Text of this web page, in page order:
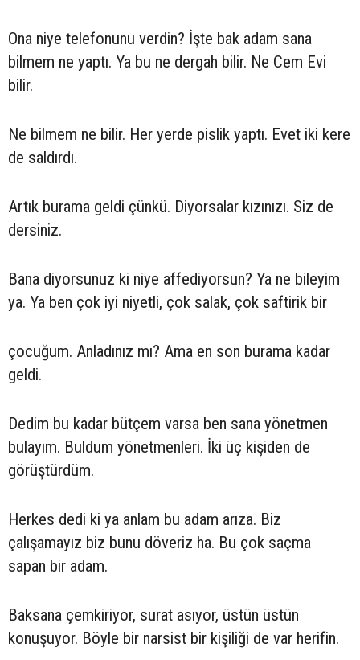
Ona niye telefonunu verdin? İşte bak adam sana
bilmem ne yaptı. Ya bu ne dergah bilir. Ne Cem Evi
bilir.
Ne bilmem ne bilir. Her yerde pislik yaptı. Evet iki kere
de saldırdı.
Artık burama geldi çünkü. Diyorsalar kızınızı. Siz de
dersiniz.
Bana diyorsunuz ki niye affediyorsun? Ya ne bileyim
ya. Ya ben çok iyi niyetli, çok salak, çok saftirik bir
çocuğum. Anladınız mı? Ama en son burama kadar
geldi.
Dedim bu kadar bütçem varsa ben sana yönetmen
bulayım. Buldum yönetmenleri. İki üç kişiden de
görüştürdüm.
Herkes dedi ki ya anlam bu adam arıza. Biz
çalışamayız biz bunu döveriz ha. Bu çok saçma
sapan bir adam.
Baksana çemkiriyor, surat asıyor, üstün üstün
konuşuyor. Böyle bir narsist bir kişiliği de var herifin.